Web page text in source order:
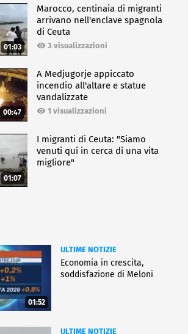
01:03
Marocco, centinaia di migranti
arrivano nell'enclave spagnola
di Ceuta
3 visualizzazioni
00:47
A Medjugorje appiccato
incendio all'altare e statue
vandalizzate
1 visualizzazioni
01:07
I migranti di Ceuta: "Siamo
venuti qui in cerca di una vita
migliore"
01:52
ULTIME NOTIZIE
Economia in crescita,
soddisfazione di Meloni
ULTIME NOTIZIE